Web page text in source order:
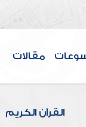
مقالات
القرآن الكريم